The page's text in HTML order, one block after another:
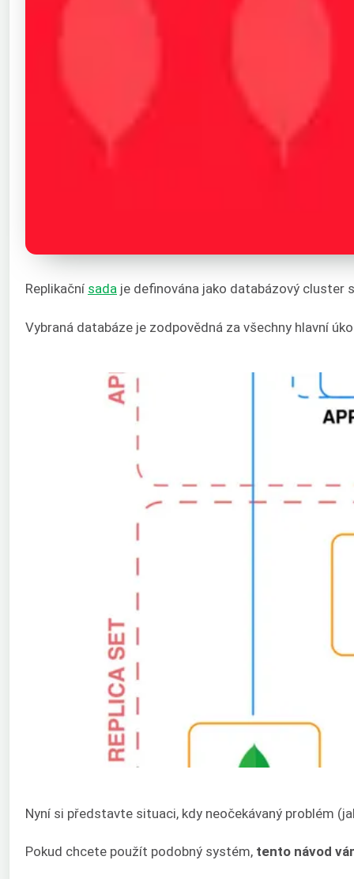
Replikační sada je definována jako databázový cluster
Vybraná databáze je zodpovědná za všechny hlavní
Nyní si představte situaci, kdy neočekávaný problém
Pokud chcete použít podobný systém, tento návod